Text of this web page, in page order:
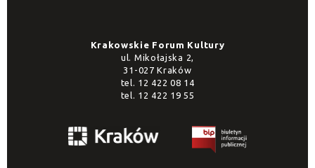
Krakowskie Forum Kultury
ul. Mikołajska 2,
31-027 Kraków
tel. 12 422 08 14
tel. 12 422 19 55